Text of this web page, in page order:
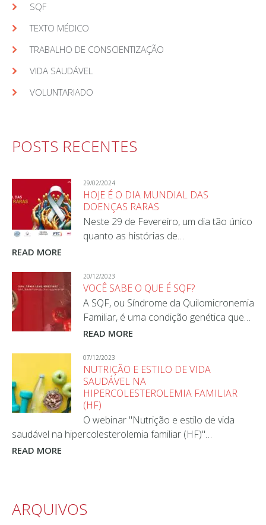
SQF
TEXTO MÉDICO
TRABALHO DE CONSCIENTIZAÇÃO
VIDA SAUDÁVEL
VOLUNTARIADO
POSTS RECENTES
29/02/2024
HOJE É O DIA MUNDIAL DAS
DOENÇAS RARAS
Neste 29 de Fevereiro, um dia tão único
quanto as histórias de…
READ MORE
20/12/2023
VOCÊ SABE O QUE É SQF?
A SQF, ou Síndrome da Quilomicronemia
Familiar, é uma condição genética que…
READ MORE
07/12/2023
NUTRIÇÃO E ESTILO DE VIDA
SAUDÁVEL NA
HIPERCOLESTEROLEMIA FAMILIAR
(HF)
O webinar "Nutrição e estilo de vida
saudável na hipercolesterolemia familiar (HF)"…
READ MORE
ARQUIVOS